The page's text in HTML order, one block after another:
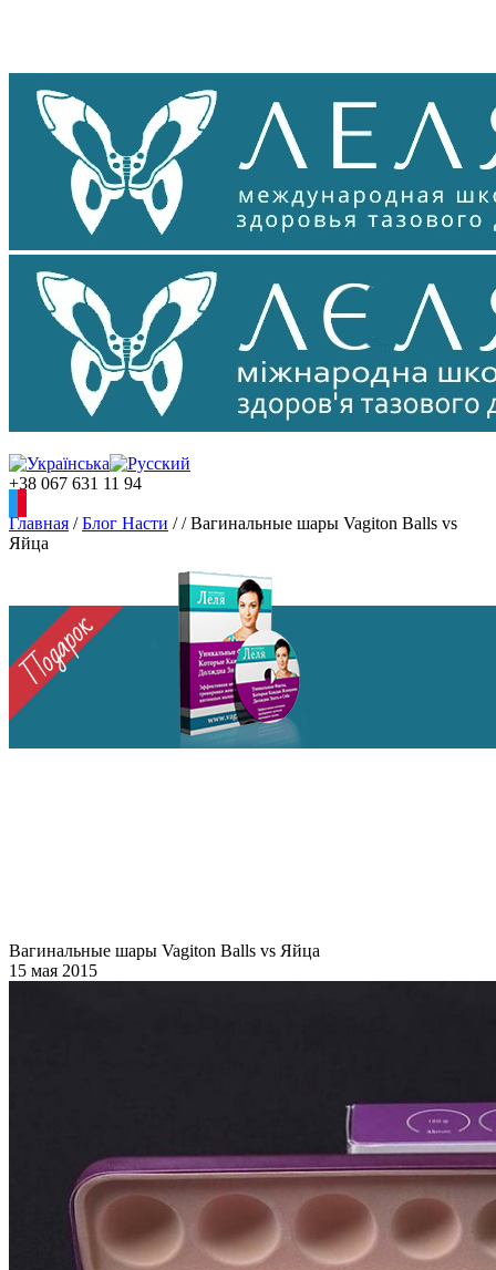
+38 067 631 11 94
Главная / Блог Насти / / Вагинальные шары Vagiton Balls vs
Яйца
Вагинальные шары Vagiton Balls vs Яйца
15 мая 2015